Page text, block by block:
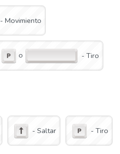
- Movimiento
o - Tiro
- Saltar - Tiro